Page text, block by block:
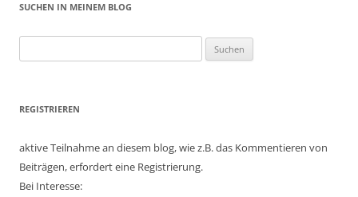
SUCHEN IN MEINEM BLOG
nach:
REGISTRIEREN
aktive Teilnahme an diesem blog, wie z.B. das Kommentieren von
Beiträgen, erfordert eine Registrierung.
Bei Interesse: